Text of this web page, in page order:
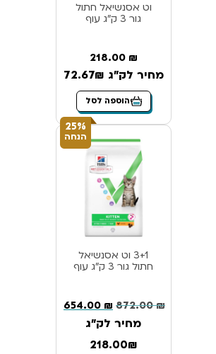
וט אסנשיאל חתול
גור 3 ק”ג עוף
218.00 ₪
מחיר לק"ג 72.67₪
הוספה לסל
25%
הנחה
3+1 וט אסנשיאל
חתול גור 3 ק”ג עוף
872.00₪
654.00 ₪
מחיר לק"ג
218.00₪